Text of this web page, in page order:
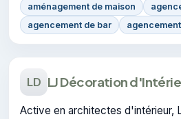
aménagement de maison
agencement de bar
LD LJ Décoration
Active en architectes d'intérieur,